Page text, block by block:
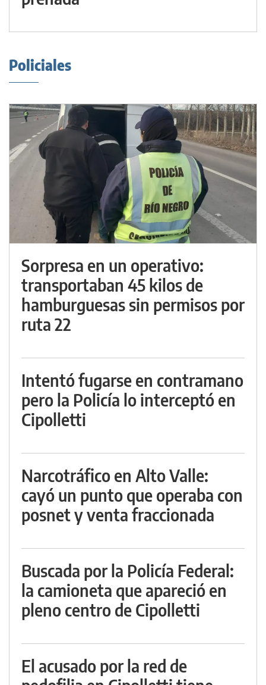
Policiales
Sorpresa en un operativo:
transportaban 45 kilos de
hamburguesas sin permisos por
ruta 22
Intentó fugarse en contramano
pero la Policía lo interceptó en
Cipolletti
Narcotráfico en Alto Valle:
cayó un punto que operaba con
posnet y venta fraccionada
Buscada por la Policía Federal:
la camioneta que apareció en
pleno centro de Cipolletti
El acusado por la red de